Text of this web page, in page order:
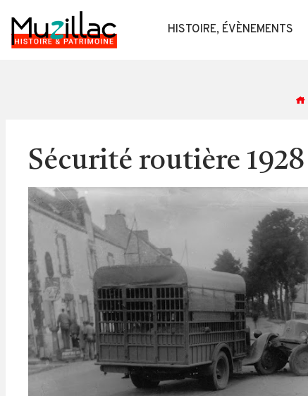
HISTOIRE, ÉVÈNEMENTS
Sécurité routière 1928